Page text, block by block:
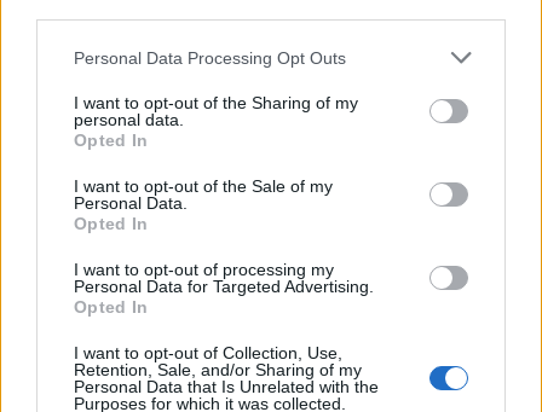
Personal Data Processing Opt Outs
I want to opt-out of the Sharing of my
personal data.
Opted In
I want to opt-out of the Sale of my
Personal Data.
Opted In
I want to opt-out of processing my
Personal Data for Targeted Advertising.
Opted In
I want to opt-out of Collection, Use,
Retention, Sale, and/or Sharing of my
Personal Data that Is Unrelated with the
Purposes for which it was collected.
Αλεξάνδρειας
08:55
Νέοι ρωσικοί βομβαρδισμοί στο Κίεβο: Τρεις νεκροί,
08:49
Σάββατο στο γραφείο για να μην περιμένουν οι πολίτες
ΠΕΡΙΣΣΟΤΕΡΑ